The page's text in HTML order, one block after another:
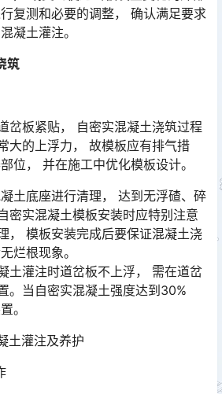
复测和必要的调整， 确认满足要求
凝土灌注。󠅅󠅃󠄵󠅂󠄪󠇖󠆨󠆨󠇕󠆞󠆒󠅬󠇘󠆭󠆘󠇙󠆝󠅵󠇗󠆭󠆁󠄐󠇗󠅹󠅸󠇖󠆍󠅳󠇖󠅹󠅰󠇖󠆌󠅹
筑
岔板紧贴， 自密实混凝土浇筑过程
大的上浮力， 故模板应有排气措
位， 并在施工中优化模板设计。
土底座进行清理， 达到无浮碴、碎
密实混凝土模板安装时应特别注意
， 模板安装完成后要保证混凝土浇
烂根现象。󠅅󠅃󠄵󠅂󠄪󠇖󠆨󠆨󠇕󠆞󠆒󠅬󠇘󠆭󠆘󠇙󠆝󠅵󠇗󠆭󠆁󠄐󠇗󠅹󠅸󠇖󠆍󠅳󠇖󠅹󠅰󠇖󠆌󠅹
土灌注时道岔板不上浮， 需在道岔
。当自密实混凝土强度达到30%
。
土灌注及养护